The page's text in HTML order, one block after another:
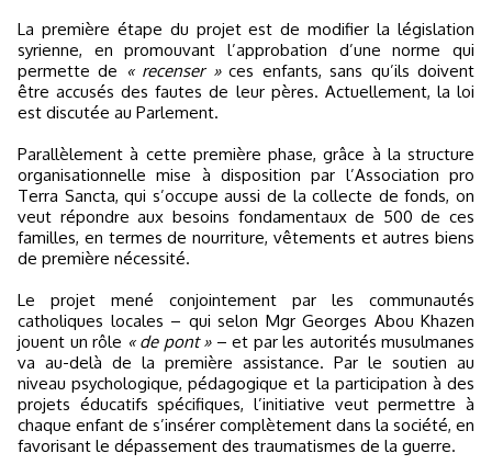
La première étape du projet est de modifier la législation
syrienne, en promouvant l’approbation d’une norme qui
permette de « recenser »ces enfants, sans qu’ils doivent
être accusés des fautes de leur pères. Actuellement, la loi
est discutée au Parlement.
Parallèlement à cette première phase, grâce à la structure
organisationnelle mise à disposition par l’Association pro
Terra Sancta, qui s’occupe aussi de la collecte de fonds, on
veut répondre aux besoins fondamentaux de 500 de ces
familles, en termes de nourriture, vêtements et autres biens
de première nécessité.
Le projet mené conjointement par les communautés
catholiques locales – qui selon Mgr Georges Abou Khazen
jouent un rôle « de pont »– et par les autorités musulmanes
va au-delà de la première assistance. Par le soutien au
niveau psychologique, pédagogique et la participation à des
projets éducatifs spécifiques, l’initiative veut permettre à
chaque enfant de s’insérer complètement dans la société, en
favorisant le dépassement des traumatismes de la guerre.